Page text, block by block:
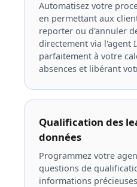
Automatisez votre
en permettant aux
reporter ou d'annuler
directement via l'agent
parfaitement à votre
absences et libérant
Qualification des
données
Programmez votre
questions de
informations